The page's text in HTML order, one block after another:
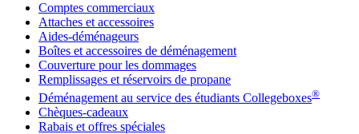
Comptes commerciaux
Attaches et accessoires
Aides-déménageurs
Boîtes et accessoires de déménagement
Couverture pour les dommages
Remplissages et réservoirs de propane
Déménagement au service des étudiants Collegeboxes®
Chèques-cadeaux
Rabais et offres spéciales